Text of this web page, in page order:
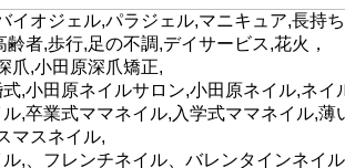
イオジェル,パラジェル,マニキュア,長持
者,歩行,足の不調,デイサービス,花火，
爪,小田原深爪矯正,
,小田原ネイルサロン,小田原ネイル,ネ
,卒業式ママネイル,入学式ママネイル,薄
マスネイル,
,、フレンチネイル、バレンタインネイ